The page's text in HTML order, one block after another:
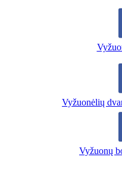
Vyžuonėlių
Vyžuonų